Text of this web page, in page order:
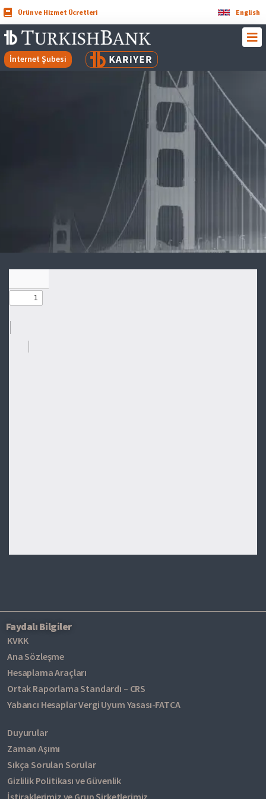
English
Ürün ve Hizmet Ücretleri
İnternet Şubesi
Faydalı Bilgiler
KVKK
Ana Sözleşme
Hesaplama Araçları
Ortak Raporlama Standardı – CRS
Yabancı Hesaplar Vergi Uyum Yasası-FATCA
Duyurular
Zaman Aşımı
Sıkça Sorulan Sorular
Gizlilik Politikası ve Güvenlik
İştiraklerimiz ve Grup Şirketlerimiz